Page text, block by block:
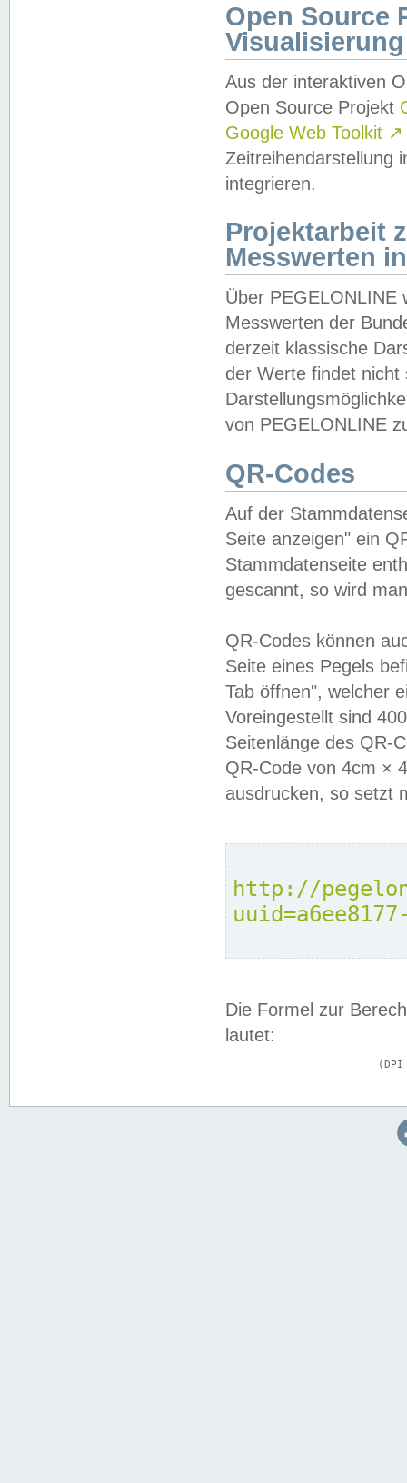
Open Source
Visualisierung
Aus der interaktiven
Open Source Projekt
Google Web Toolkit ↗
Zeitreihendarstellung
integrieren.
Projektarbeit
Messwerten
Über PEGELONLINE
Messwerten der
derzeit klassische
der Werte findet
von PEGELONLINE
QR-Codes
Auf der
Seite anzeigen" ein
Stammdatenseite
gescannt, so wird
QR-Codes können
Seite eines Pegels
Tab öffnen", welcher
Voreingestellt sind
Seitenlänge des QR-
QR-Code von 4cm ×
ausdrucken, so setzt
http://
Die Formel zur
lautet: